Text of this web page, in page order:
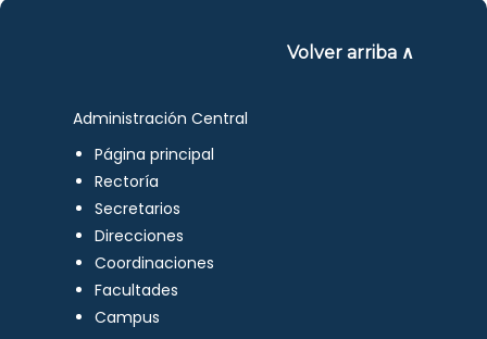
Volver arriba ∧
Administración Central
Página principal
Rectoría
Secretarios
Direcciones
Coordinaciones
Facultades
Campus